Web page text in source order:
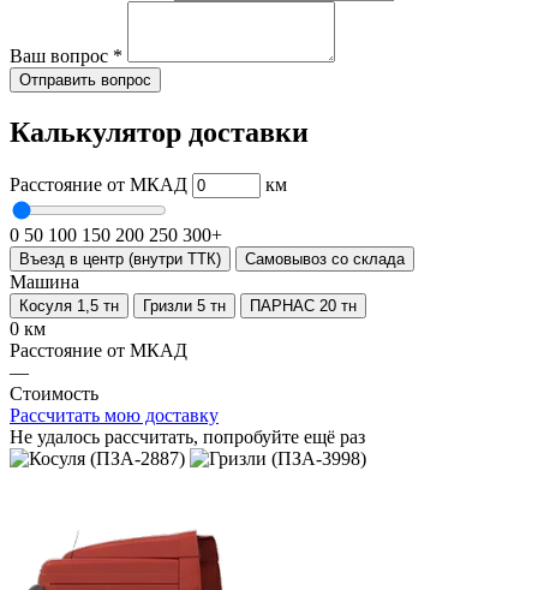
Ваш вопрос *
Отправить вопрос
Калькулятор доставки
Расстояние от МКАД км
0 50 100 150 200 250 300+
Въезд в центр (внутри ТТК) Самовывоз со склада
Машина
Косуля 1,5 тн Гризли 5 тн ПАРНАС 20 тн
0 км
Расстояние от МКАД
—
Стоимость
Рассчитать мою доставку
Не удалось рассчитать, попробуйте ещё раз